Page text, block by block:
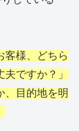
客様、どちら
ですか？」
、目的地を明